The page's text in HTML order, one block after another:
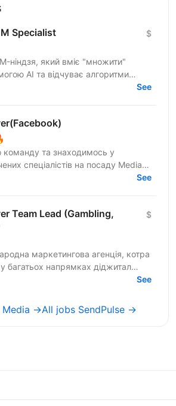
Specialist $
ніндзя, який вміє "множити"
AI та відчуває алгоритми
пальців. Твоя головна мета —
See
та знаходимось у
спеціалістів на посаду Media
на FB трафіку в iGamingSee
Team Lead (Gambling,
$
маркетингова агенція, котра
багатьох напрямках діджитал
ми активно шукаємо Media Buyer
See
Media →All jobs SendPulse →